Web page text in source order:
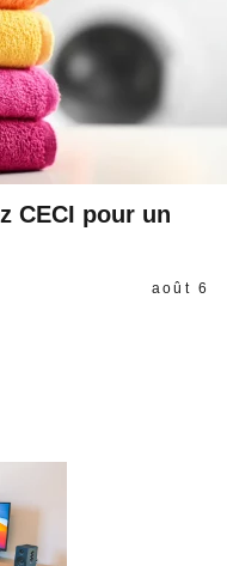
CECI pour un
août 6